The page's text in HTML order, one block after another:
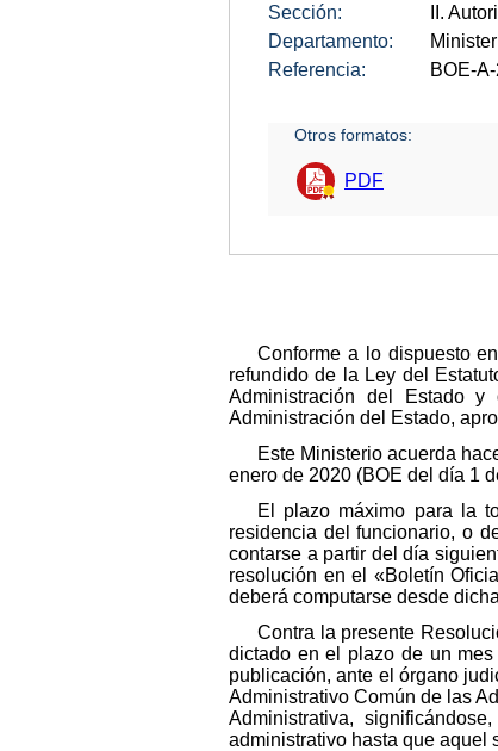
Sección:
II.
Departamento:
Referencia:
BOE-
Otros formatos:
PDF
Conforme a lo dispuesto
refundido de la Ley del
Administración del Estado
Administración del Estado,
Este Ministerio acuerda
enero de 2020 (BOE del día 1
El plazo máximo para la
residencia del funcionario, o
contarse a partir del día
resolución en el «Boletín
deberá computarse desde
Contra la presente
dictado en el plazo de un
publicación, ante el órgano
Administrativo Común de las
Administrativa,
administrativo hasta que aquel